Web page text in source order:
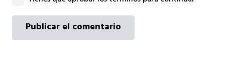
Publicar el comentario